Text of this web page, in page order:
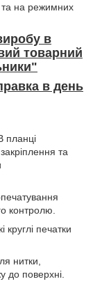
на режимних
в
товарний
в день
планці
та
контролю.
круглі печатки
нитки,
до поверхні.